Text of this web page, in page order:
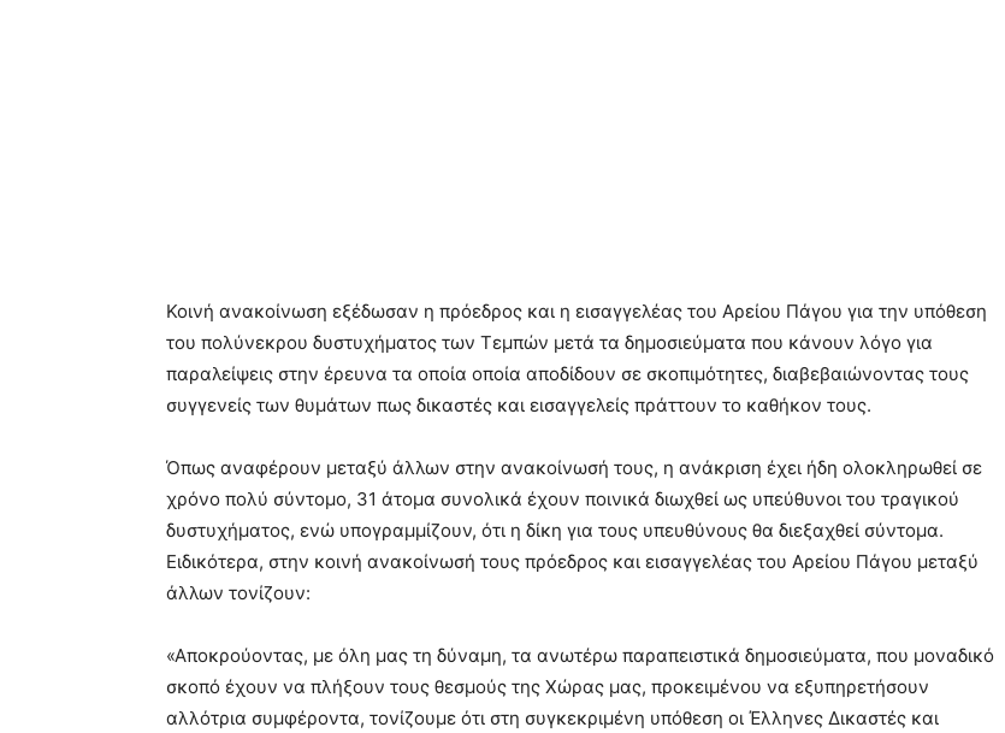
Κοινή ανακοίνωση εξέδωσαν η πρόεδρος και η εισαγγελέας του Αρείου Πάγου για την υπόθεση
του πολύνεκρου δυστυχήματος των Τεμπών μετά τα δημοσιεύματα που κάνουν λόγο για
παραλείψεις στην έρευνα τα οποία οποία αποδίδουν σε σκοπιμότητες, διαβεβαιώνοντας τους
συγγενείς των θυμάτων πως δικαστές και εισαγγελείς πράττουν το καθήκον τους.
Όπως αναφέρουν μεταξύ άλλων στην ανακοίνωσή τους, η ανάκριση έχει ήδη ολοκληρωθεί σε
χρόνο πολύ σύντομο, 31 άτομα συνολικά έχουν ποινικά διωχθεί ως υπεύθυνοι του τραγικού
δυστυχήματος, ενώ υπογραμμίζουν, ότι η δίκη για τους υπευθύνους θα διεξαχθεί σύντομα.
Ειδικότερα, στην κοινή ανακοίνωσή τους πρόεδρος και εισαγγελέας του Αρείου Πάγου μεταξύ
άλλων τονίζουν:
«Αποκρούοντας, με όλη μας τη δύναμη, τα ανωτέρω παραπειστικά δημοσιεύματα, που μοναδικό
σκοπό έχουν να πλήξουν τους θεσμούς της Χώρας μας, προκειμένου να εξυπηρετήσουν
αλλότρια συμφέροντα, τονίζουμε ότι στη συγκεκριμένη υπόθεση οι Έλληνες Δικαστές και